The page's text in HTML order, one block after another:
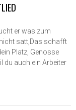
er was zum
satt,Das schafft
Platz, Genosse
du auch ein Arbeiter